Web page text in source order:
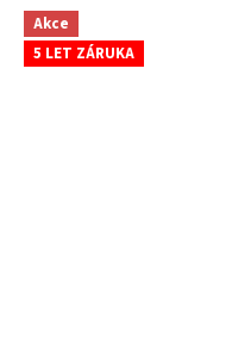
Akce
5 LET ZÁRUKA